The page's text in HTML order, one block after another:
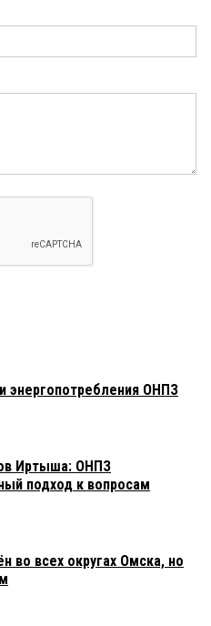
энергопотребления ОНПЗ
Иртыша: ОНПЗ
подход к вопросам
во всех округах Омска, но